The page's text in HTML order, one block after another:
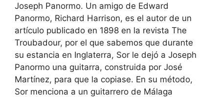
Joseph Panormo. Un amigo de Edward
Panormo, Richard Harrison, es el autor de un
artículo publicado en 1898 en la revista The
Troubadour, por el que sabemos que durante
su estancia en Inglaterra, Sor le dejó a Joseph
Panormo una guitarra, construida por José
Martínez, para que la copiase. En su método,
Sor menciona a un guitarrero de Málaga